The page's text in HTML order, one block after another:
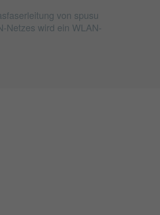
von spusu
Netzes wird ein WLAN-